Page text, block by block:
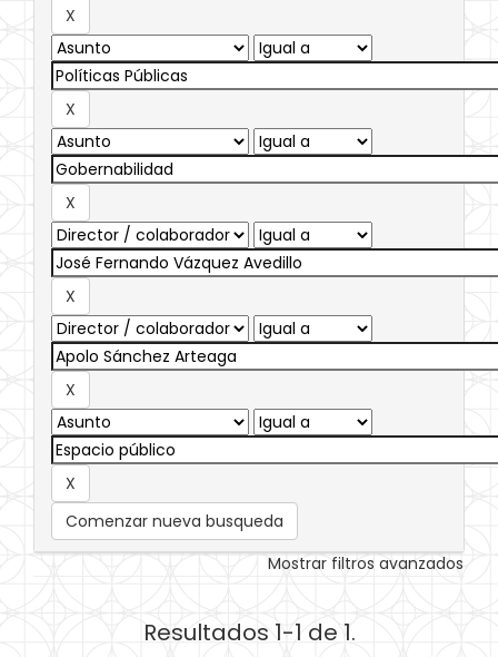
Comenzar nueva busqueda
Mostrar filtros avanzados
Resultados 1-1 de 1.